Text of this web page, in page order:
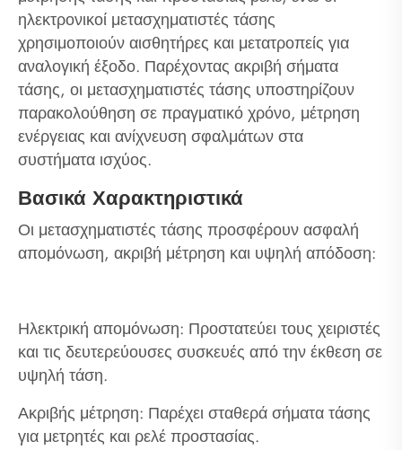
ηλεκτρονικοί μετασχηματιστές τάσης
χρησιμοποιούν αισθητήρες και μετατροπείς για
αναλογική έξοδο. Παρέχοντας ακριβή σήματα
τάσης, οι μετασχηματιστές τάσης υποστηρίζουν
παρακολούθηση σε πραγματικό χρόνο, μέτρηση
ενέργειας και ανίχνευση σφαλμάτων στα
συστήματα ισχύος.
Βασικά Χαρακτηριστικά
Οι μετασχηματιστές τάσης προσφέρουν ασφαλή
απομόνωση, ακριβή μέτρηση και υψηλή απόδοση:
Ηλεκτρική απομόνωση: Προστατεύει τους χειριστές
και τις δευτερεύουσες συσκευές από την έκθεση σε
υψηλή τάση.
Ακριβής μέτρηση: Παρέχει σταθερά σήματα τάσης
για μετρητές και ρελέ προστασίας.